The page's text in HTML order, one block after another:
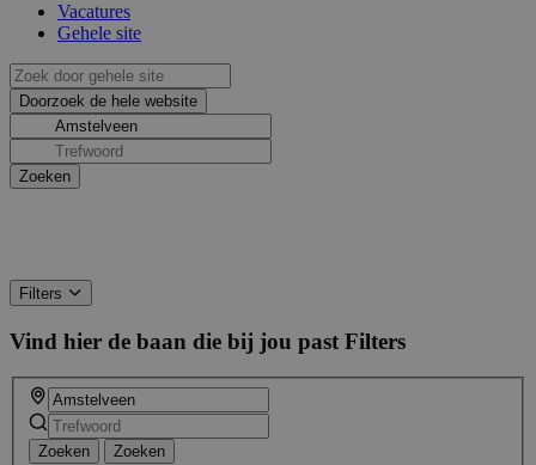
Vacatures
Gehele site
Filters
Vind hier de baan die bij jou past Filters
Zoeken Zoeken